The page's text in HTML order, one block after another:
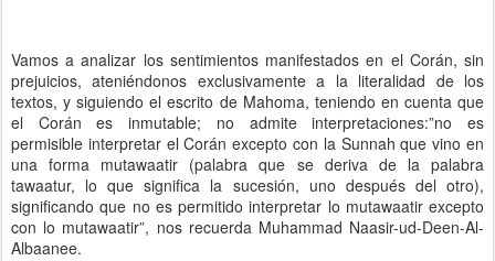
Vamos a analizar los sentimientos manifestados en el Corán, sin
prejuicios, ateniéndonos exclusivamente a la literalidad de los
textos, y siguiendo el escrito de Mahoma, teniendo en cuenta que
el Corán es inmutable; no admite interpretaciones:”no es
permisible interpretar el Corán excepto con la Sunnah que vino en
una forma mutawaatir (palabra que se deriva de la palabra
tawaatur, lo que significa la sucesión, uno después del otro),
significando que no es permitido interpretar lo mutawaatir excepto
con lo mutawaatir”, nos recuerda Muhammad Naasir-ud-Deen-Al-
Albaanee.